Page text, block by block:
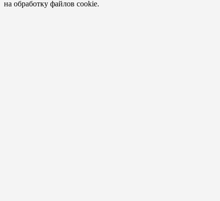
на обработку файлов cookie.